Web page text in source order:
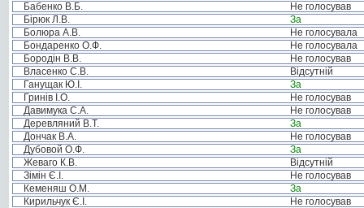
Бабенко В.Б.
Не голосував
Бірюк Л.В.
За
Болюра А.В.
Не голосувала
Бондаренко О.Ф.
Не голосувала
Бородін В.В.
Не голосував
Власенко С.В.
Відсутній
Ганущак Ю.І.
За
Гринів І.О.
Не голосував
Давимука С.А.
Не голосував
Деревляний В.Т.
За
Дончак В.А.
Не голосував
Дубовой О.Ф.
За
Жеваго К.В.
Відсутній
Зімін Є.І.
Не голосував
Кеменяш О.М.
За
Кирильчук Є.І.
Не голосував